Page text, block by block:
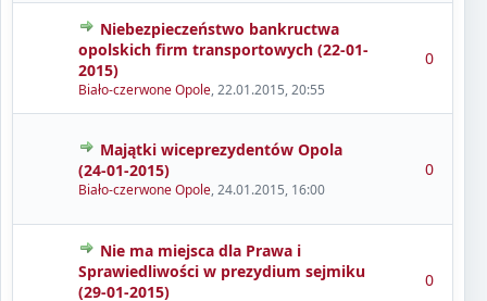
Niebezpieczeństwo bankructwa
opolskich firm transportowych (22-01-
2015)
Biało-czerwone Opole,22.01.2015, 20:55
0
Majątki wiceprezydentów Opola
(24-01-2015)
Biało-czerwone Opole,24.01.2015, 16:00
0
Nie ma miejsca dla Prawa i
Sprawiedliwości w prezydium sejmiku
(29-01-2015)
0